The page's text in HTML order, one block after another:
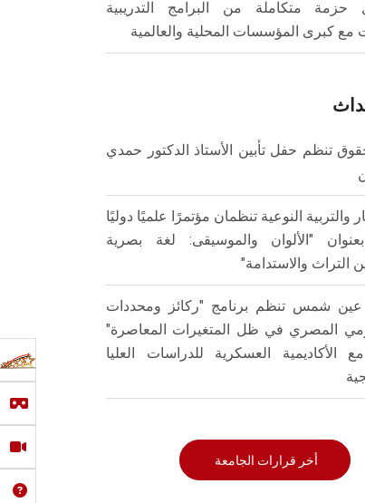
متكاملة من البرامج التدريبية
مع كبرى المؤسسات المحلية والعالمية
تنظم حفل تأبين الأستاذ الدكتور حمدي
والتربية النوعية تنظمان مؤتمرًا علميًا دوليًا
"الألوان والموسيقى: لغة بصرية
التراث والاستدامة"
عين شمس تنظم برنامج "ركائز ومحددات
المصري في ظل المتغيرات المعاصرة"
الأكاديمية العسكرية للدراسات العليا
أخر قرارات الجامعة